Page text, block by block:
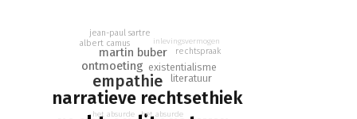
benadering in het recht en zich richt op humaniteit en
erkenning van de ander. Door het lezen van literatuur kan de
rechter een zeker empathisch vermogen en een zekere
verbeeldingskracht ontwikkelen, die het oordeelsvermogen
ten goede komen. Dit pleidooi van de zogenoemde ‘narratieve
rechtsethiek’ voor empathie en menselijkheid is belangrijk in
narratieve rechtsethiek
empathie
ontmoeting
martin buber
existentialisme
literatuur
het absurde
albert camus
jean-paul sartre
inlevingsvermogen
rechtspraak
het absurde